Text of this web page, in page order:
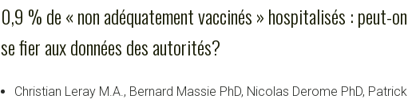
0,9 % de « non adéquatement vaccinés » hospitalisés : peut-on
se fier aux données des autorités?
Christian Leray M.A., Bernard Massie PhD, Nicolas Derome PhD, Patrick